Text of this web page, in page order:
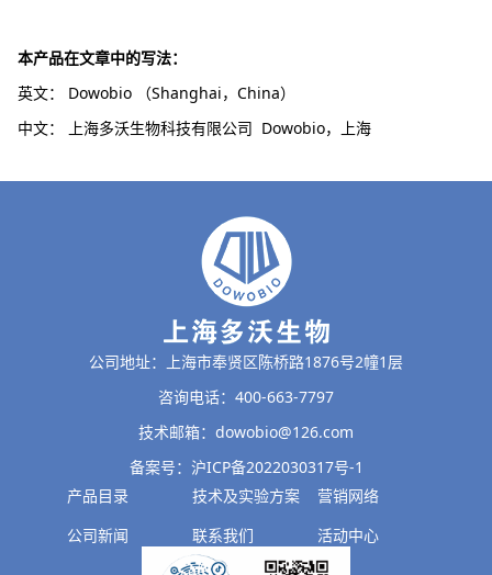
本产品在文章中的写法：
英文： Dowobio （Shanghai，China）
中文： 上海多沃生物科技有限公司 Dowobio，上海
公司地址：上海市奉贤区陈桥路1876号2幢1层
咨询电话：400-663-7797
技术邮箱：dowobio@126.com
备案号：沪ICP备2022030317号-1
产品目录
技术及实验方案
营销网络
公司新闻
联系我们 活动中心